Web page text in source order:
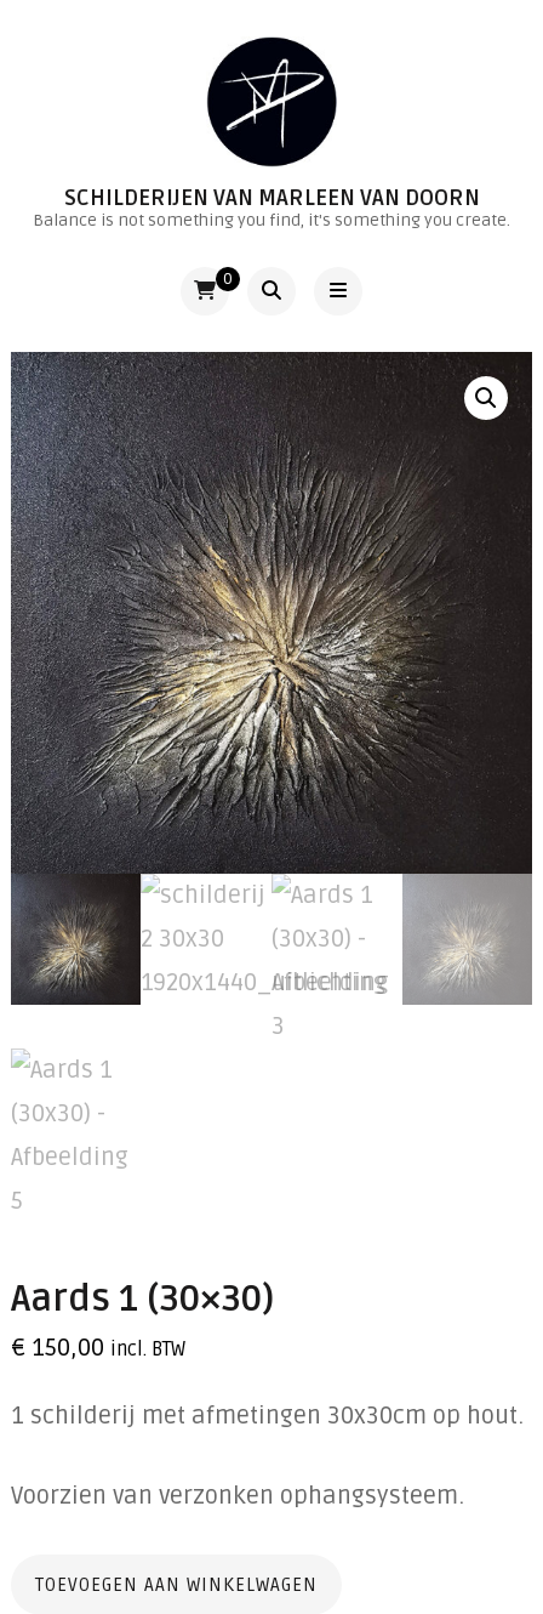
SCHILDERIJEN VAN MARLEEN VAN DOORN
Balance is not something you find, it's something you create.
0
Aards 1 (30×30)
€150,00 incl. BTW
1 schilderij met afmetingen 30x30cm op hout.
Voorzien van verzonken ophangsysteem.
Aards
TOEVOEGEN AAN WINKELWAGEN